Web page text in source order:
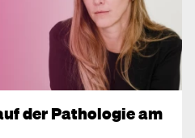
der Pathologie am